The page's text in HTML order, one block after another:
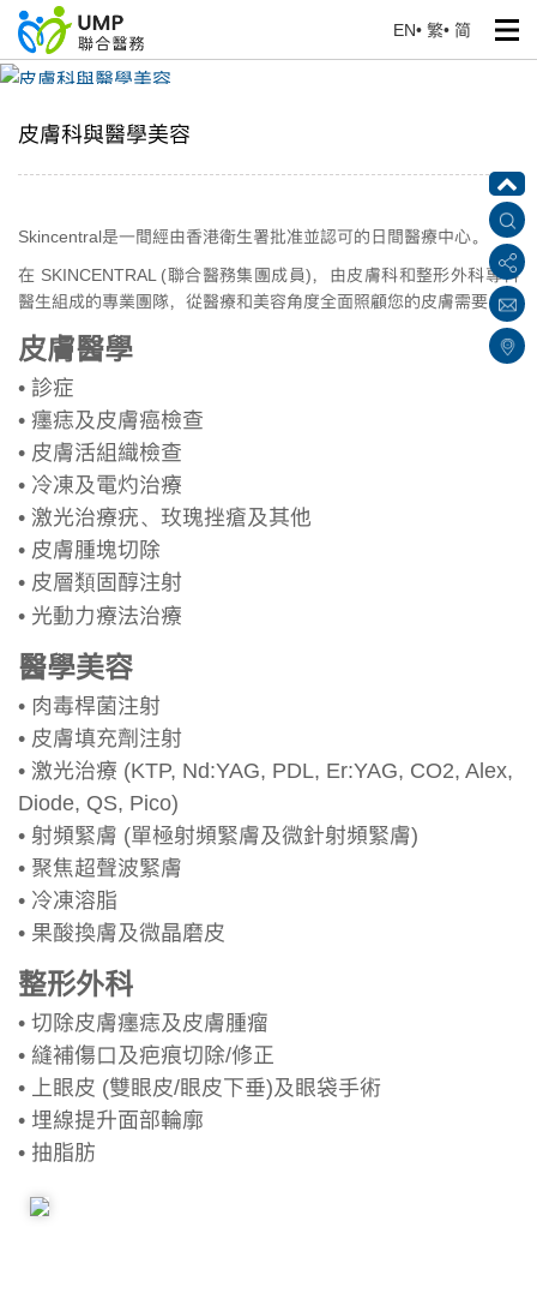
EN• 繁• 简
皮膚科與醫學美容
皮膚科與醫學美容
Skincentral是一間經由香港衛生署批准並認可的日間醫療中心。
在 SKINCENTRAL (聯合醫務集團成員)，由皮膚科和整形外科專科
醫生組成的專業團隊，從醫療和美容角度全面照顧您的皮膚需要。
皮膚醫學
• 診症
• 癦痣及皮膚癌檢查
• 皮膚活組織檢查
• 冷凍及電灼治療
• 激光治療疣、玫瑰挫瘡及其他
• 皮膚腫塊切除
• 皮層類固醇注射
• 光動力療法治療
醫學美容
• 肉毒桿菌注射
• 皮膚填充劑注射
• 激光治療 (KTP, Nd:YAG, PDL, Er:YAG, CO2, Alex,
Diode, QS, Pico)
• 射頻緊膚 (單極射頻緊膚及微針射頻緊膚)
• 聚焦超聲波緊膚
• 冷凍溶脂
• 果酸換膚及微晶磨皮
整形外科
• 切除皮膚癦痣及皮膚腫瘤
• 縫補傷口及疤痕切除/修正
• 上眼皮 (雙眼皮/眼皮下垂)及眼袋手術
• 埋線提升面部輪廓
• 抽脂肪